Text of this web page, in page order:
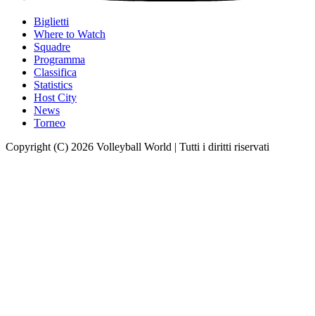
Biglietti
Where to Watch
Squadre
Programma
Classifica
Statistics
Host City
News
Torneo
Copyright (C) 2026 Volleyball World | Tutti i diritti riservati